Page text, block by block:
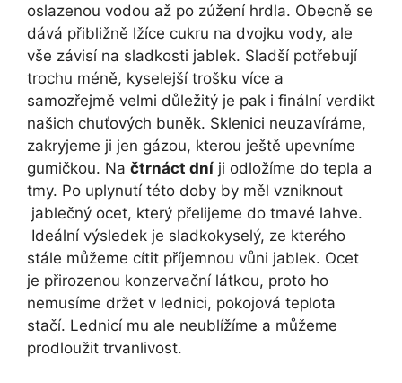
oslazenou vodou až po zúžení hrdla. Obecně se
dává přibližně lžíce cukru na dvojku vody, ale
vše závisí na sladkosti jablek. Sladší potřebují
trochu méně, kyselejší trošku více a
samozřejmě velmi důležitý je pak i finální verdikt
našich chuťových buněk. Sklenici neuzavíráme,
zakryjeme ji jen gázou, kterou ještě upevníme
gumičkou. Na čtrnáct dní ji odložíme do tepla a
tmy. Po uplynutí této doby by měl vzniknout
jablečný ocet, který přelijeme do tmavé lahve.
Ideální výsledek je sladkokyselý, ze kterého
stále můžeme cítit příjemnou vůni jablek. Ocet
je přirozenou konzervační látkou, proto ho
nemusíme držet v lednici, pokojová teplota
stačí. Lednicí mu ale neublížíme a můžeme
prodloužit trvanlivost.